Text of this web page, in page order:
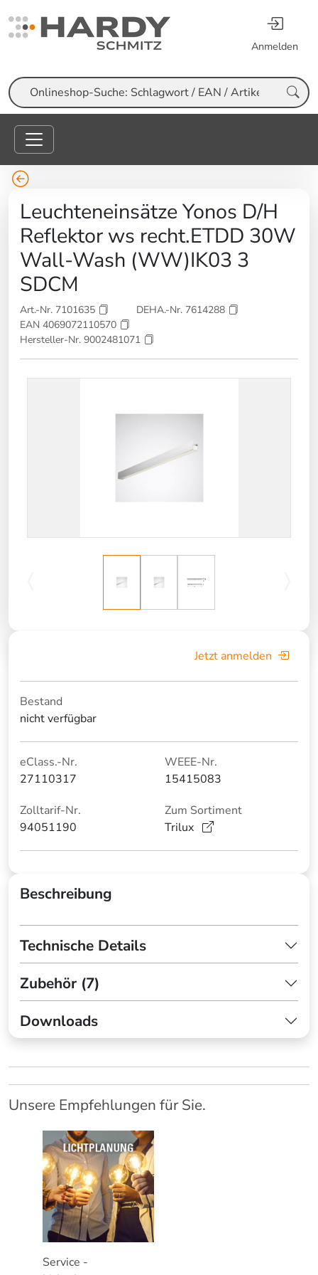
Anmelden
Suche
Leuchteneinsätze Yonos D/H
Reflektor ws recht.ETDD 30W
Wall-Wash (WW)IK03 3
SDCM
Art.-Nr. 7101635
DEHA.-Nr. 7614288
EAN 4069072110570
Hersteller-Nr. 9002481071
Jetzt anmelden
Bestand
nicht verfügbar
eClass.-Nr.
27110317
WEEE-Nr.
15415083
Zolltarif-Nr.
94051190
Zum Sortiment
Trilux
Beschreibung
Technische Details
Zubehör (7)
Downloads
Unsere Empfehlungen für Sie.
Service -